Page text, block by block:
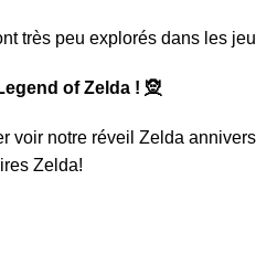
très peu explorés dans les
of Zelda ! 🧝
voir notre réveil Zelda
Zelda!